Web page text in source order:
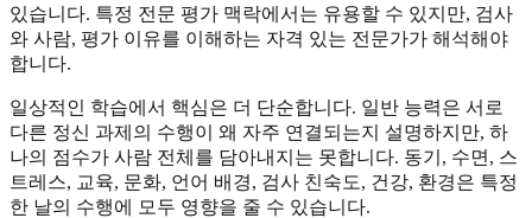
있습니다. 특정 전문 평가 맥락에서는 유용할 수 있지만, 검사
와 사람, 평가 이유를 이해하는 자격 있는 전문가가 해석해야
합니다.
일상적인 학습에서 핵심은 더 단순합니다. 일반 능력은 서로
다른 정신 과제의 수행이 왜 자주 연결되는지 설명하지만, 하
나의 점수가 사람 전체를 담아내지는 못합니다. 동기, 수면, 스
트레스, 교육, 문화, 언어 배경, 검사 친숙도, 건강, 환경은 특정
한 날의 수행에 모두 영향을 줄 수 있습니다.